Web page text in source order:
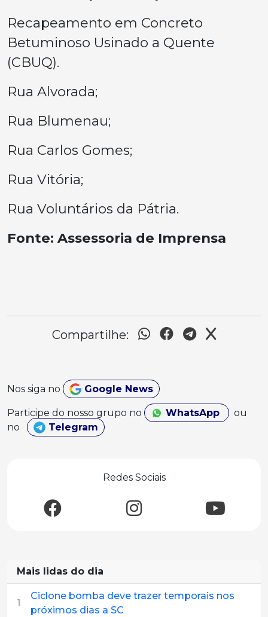
Recapeamento em Concreto
Betuminoso Usinado a Quente
(CBUQ).
Rua Alvorada;
Rua Blumenau;
Rua Carlos Gomes;
Rua Vitória;
Rua Voluntários da Pátria.
Fonte: Assessoria de Imprensa
Compartilhe:
Nos siga no Google News
Participe do nosso grupo no WhatsApp
ou
no
Telegram
Redes Sociais
Mais lidas do dia
1
Ciclone bomba deve trazer temporais nos
próximos dias a SC